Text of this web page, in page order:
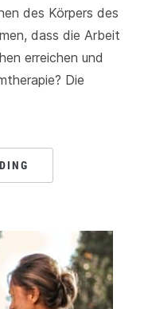
des Körpers des
dass die Arbeit
erreichen und
Die